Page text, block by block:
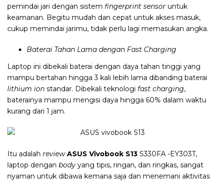
pemindai jari dengan sistem fingerprint sensor untuk
keamanan. Begitu mudah dan cepat untuk akses masuk,
cukup memindai jarimu, tidak perlu lagi memasukan angka.
Baterai Tahan Lama dengan Fast Charging
Laptop ini dibekali baterai dengan daya tahan tinggi yang
mampu bertahan hingga 3 kali lebih lama dibanding baterai
lithium ion standar. Dibekali teknologi fast charging,
baterainya mampu mengisi daya hingga 60% dalam waktu
kurang dari 1 jam.
Itu adalah review ASUS Vivobook S13 S330FA -EY303T,
laptop dengan body yang tipis, ringan, dan ringkas, sangat
nyaman untuk dibawa kemana saja dan menemani aktivitas